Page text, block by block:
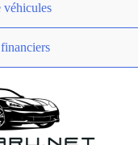
véhicules